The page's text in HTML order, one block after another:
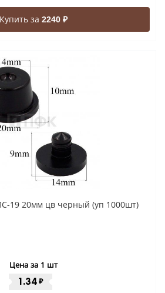
Купить за 2240 ₽
19 20мм цв черный (уп 1000шт)
Цена за 1 шт
1.34₽